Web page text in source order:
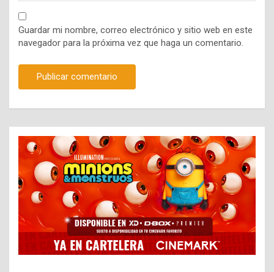
Guardar mi nombre, correo electrónico y sitio web en este
navegador para la próxima vez que haga un comentario.